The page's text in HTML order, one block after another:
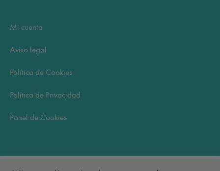
Mi cuenta
Aviso legal
Política de Cookies
Política de Privacidad
Panel de Cookies